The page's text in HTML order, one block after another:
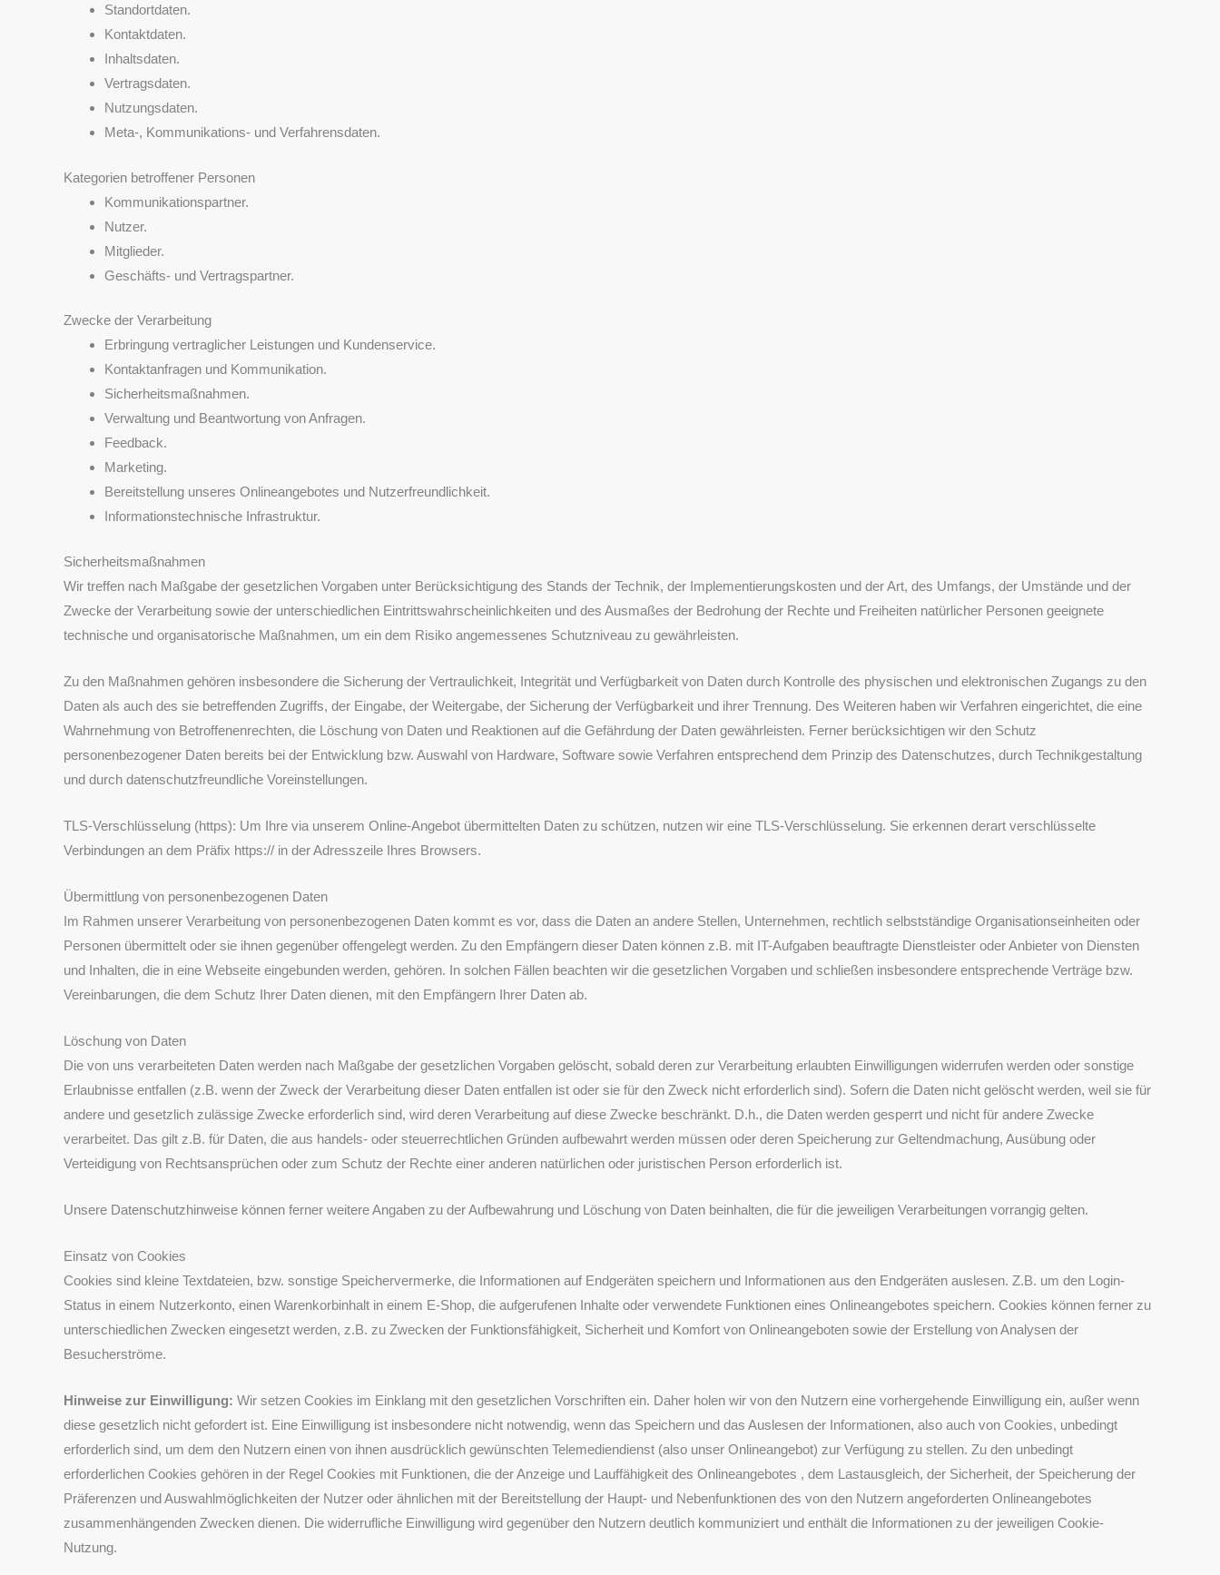
Standortdaten.
Kontaktdaten.
Inhaltsdaten.
Vertragsdaten.
Nutzungsdaten.
Meta-, Kommunikations- und Verfahrensdaten.
Kategorien betroffener Personen
Kommunikationspartner.
Nutzer.
Mitglieder.
Geschäfts- und Vertragspartner.
Zwecke der Verarbeitung
Erbringung vertraglicher Leistungen und Kundenservice.
Kontaktanfragen und Kommunikation.
Sicherheitsmaßnahmen.
Verwaltung und Beantwortung von Anfragen.
Feedback.
Marketing.
Bereitstellung unseres Onlineangebotes und Nutzerfreundlichkeit.
Informationstechnische Infrastruktur.
Sicherheitsmaßnahmen
Wir treffen nach Maßgabe der gesetzlichen Vorgaben unter Berücksichtigung des Stands der Technik, der Implementierungskosten und der Art, des Umfangs, der Umstände und der
Zwecke der Verarbeitung sowie der unterschiedlichen Eintrittswahrscheinlichkeiten und des Ausmaßes der Bedrohung der Rechte und Freiheiten natürlicher Personen geeignete
technische und organisatorische Maßnahmen, um ein dem Risiko angemessenes Schutzniveau zu gewährleisten.
Zu den Maßnahmen gehören insbesondere die Sicherung der Vertraulichkeit, Integrität und Verfügbarkeit von Daten durch Kontrolle des physischen und elektronischen Zugangs zu den
Daten als auch des sie betreffenden Zugriffs, der Eingabe, der Weitergabe, der Sicherung der Verfügbarkeit und ihrer Trennung. Des Weiteren haben wir Verfahren eingerichtet, die eine
Wahrnehmung von Betroffenenrechten, die Löschung von Daten und Reaktionen auf die Gefährdung der Daten gewährleisten. Ferner berücksichtigen wir den Schutz
personenbezogener Daten bereits bei der Entwicklung bzw. Auswahl von Hardware, Software sowie Verfahren entsprechend dem Prinzip des Datenschutzes, durch Technikgestaltung
und durch datenschutzfreundliche Voreinstellungen.
TLS-Verschlüsselung (https): Um Ihre via unserem Online-Angebot übermittelten Daten zu schützen, nutzen wir eine TLS-Verschlüsselung. Sie erkennen derart verschlüsselte
Verbindungen an dem Präfix https:// in der Adresszeile Ihres Browsers.
Übermittlung von personenbezogenen Daten
Im Rahmen unserer Verarbeitung von personenbezogenen Daten kommt es vor, dass die Daten an andere Stellen, Unternehmen, rechtlich selbstständige Organisationseinheiten oder
Personen übermittelt oder sie ihnen gegenüber offengelegt werden. Zu den Empfängern dieser Daten können z.B. mit IT-Aufgaben beauftragte Dienstleister oder Anbieter von Diensten
und Inhalten, die in eine Webseite eingebunden werden, gehören. In solchen Fällen beachten wir die gesetzlichen Vorgaben und schließen insbesondere entsprechende Verträge bzw.
Vereinbarungen, die dem Schutz Ihrer Daten dienen, mit den Empfängern Ihrer Daten ab.
Löschung von Daten
Die von uns verarbeiteten Daten werden nach Maßgabe der gesetzlichen Vorgaben gelöscht, sobald deren zur Verarbeitung erlaubten Einwilligungen widerrufen werden oder sonstige
Erlaubnisse entfallen (z.B. wenn der Zweck der Verarbeitung dieser Daten entfallen ist oder sie für den Zweck nicht erforderlich sind). Sofern die Daten nicht gelöscht werden, weil sie für
andere und gesetzlich zulässige Zwecke erforderlich sind, wird deren Verarbeitung auf diese Zwecke beschränkt. D.h., die Daten werden gesperrt und nicht für andere Zwecke
verarbeitet. Das gilt z.B. für Daten, die aus handels- oder steuerrechtlichen Gründen aufbewahrt werden müssen oder deren Speicherung zur Geltendmachung, Ausübung oder
Verteidigung von Rechtsansprüchen oder zum Schutz der Rechte einer anderen natürlichen oder juristischen Person erforderlich ist.
Unsere Datenschutzhinweise können ferner weitere Angaben zu der Aufbewahrung und Löschung von Daten beinhalten, die für die jeweiligen Verarbeitungen vorrangig gelten.
Einsatz von Cookies
Cookies sind kleine Textdateien, bzw. sonstige Speichervermerke, die Informationen auf Endgeräten speichern und Informationen aus den Endgeräten auslesen. Z.B. um den Login-
Status in einem Nutzerkonto, einen Warenkorbinhalt in einem E-Shop, die aufgerufenen Inhalte oder verwendete Funktionen eines Onlineangebotes speichern. Cookies können ferner zu
unterschiedlichen Zwecken eingesetzt werden, z.B. zu Zwecken der Funktionsfähigkeit, Sicherheit und Komfort von Onlineangeboten sowie der Erstellung von Analysen der
Besucherströme.
Hinweise zur Einwilligung: Wir setzen Cookies im Einklang mit den gesetzlichen Vorschriften ein. Daher holen wir von den Nutzern eine vorhergehende Einwilligung ein, außer wenn
diese gesetzlich nicht gefordert ist. Eine Einwilligung ist insbesondere nicht notwendig, wenn das Speichern und das Auslesen der Informationen, also auch von Cookies, unbedingt
erforderlich sind, um dem den Nutzern einen von ihnen ausdrücklich gewünschten Telemediendienst (also unser Onlineangebot) zur Verfügung zu stellen. Zu den unbedingt
erforderlichen Cookies gehören in der Regel Cookies mit Funktionen, die der Anzeige und Lauffähigkeit des Onlineangebotes , dem Lastausgleich, der Sicherheit, der Speicherung der
Präferenzen und Auswahlmöglichkeiten der Nutzer oder ähnlichen mit der Bereitstellung der Haupt- und Nebenfunktionen des von den Nutzern angeforderten Onlineangebotes
zusammenhängenden Zwecken dienen. Die widerrufliche Einwilligung wird gegenüber den Nutzern deutlich kommuniziert und enthält die Informationen zu der jeweiligen Cookie-
Nutzung.